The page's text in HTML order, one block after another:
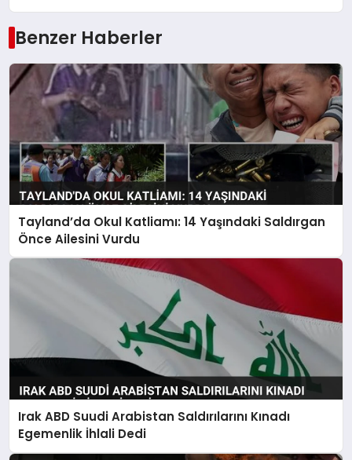
Benzer Haberler
Tayland’da Okul Katliamı: 14 Yaşındaki Saldırgan
Önce Ailesini Vurdu
Irak ABD Suudi Arabistan Saldırılarını Kınadı
Egemenlik İhlali Dedi